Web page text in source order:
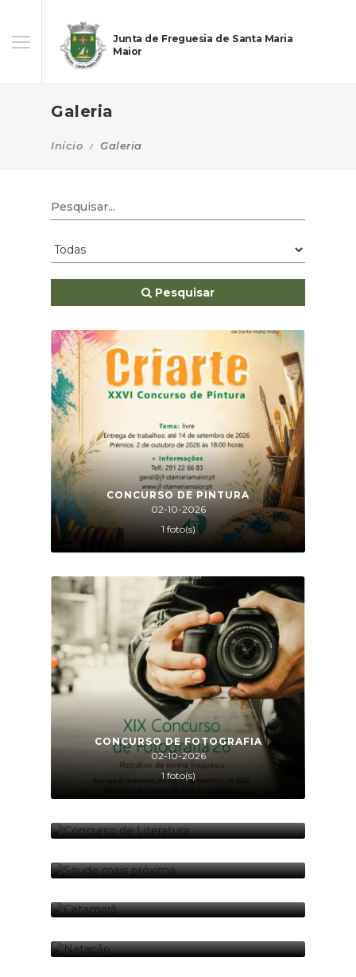
Junta de Freguesia de Santa Maria
Maior
Galeria
Início Galeria
Pesquisar
CONCURSO DE PINTURA
02-10-2026
1 foto(s)
CONCURSO DE FOTOGRAFIA
02-10-2026
1 foto(s)
02-10-2026
21-05-2026
21-08-2026